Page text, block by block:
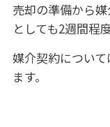
売却の準備から
としても2週間程
媒介契約につい
ます。